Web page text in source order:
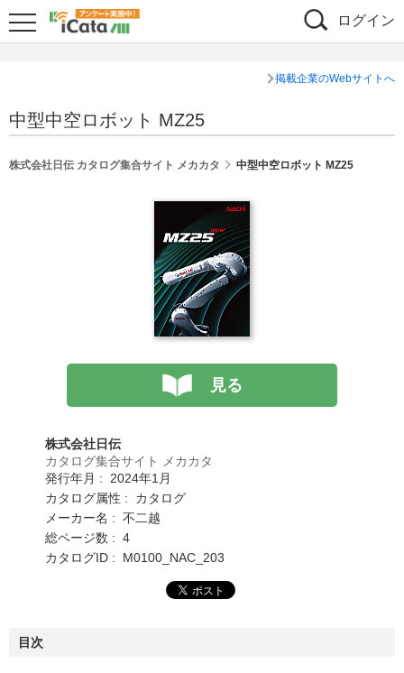
ログイン
掲載企業のWebサイトへ
中型中空ロボット MZ25
株式会社日伝 カタログ集合サイト メカカタ 中型中空ロボット MZ25
見る
株式会社日伝
カタログ集合サイト メカカタ
発行年月 : 2024年1月
カタログ属性 : カタログ
メーカー名 : 不二越
総ページ数 : 4
カタログID : M0100_NAC_203
目次